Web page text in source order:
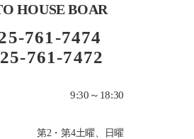
HOUSE BOAR
761-7474
761-7472
9:30～18:30
第2・第4土曜、日曜